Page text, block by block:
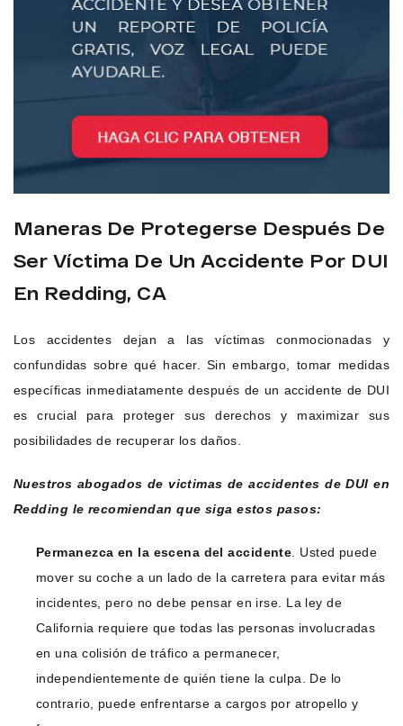
Maneras De Protegerse Después De
Ser Víctima De Un Accidente Por DUI
En Redding, CA
Los accidentes dejan a las víctimas conmocionadas y
confundidas sobre qué hacer. Sin embargo, tomar medidas
específicas inmediatamente después de un accidente de DUI
es crucial para proteger sus derechos y maximizar sus
posibilidades de recuperar los daños.
Nuestros abogados de victimas de accidentes de DUI en
Redding le recomiendan que siga estos pasos:
Permanezca en la escena del accidente. Usted puede
mover su coche a un lado de la carretera para evitar más
incidentes, pero no debe pensar en irse. La ley de
California requiere que todas las personas involucradas
en una colisión de tráfico a permanecer,
independientemente de quién tiene la culpa. De lo
contrario, puede enfrentarse a cargos por atropello y